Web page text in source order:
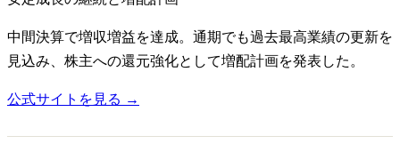
中間決算で増収増益を達成。通期でも過去最高業績の更新を
見込み、株主への還元強化として増配計画を発表した。
公式サイトを見る →